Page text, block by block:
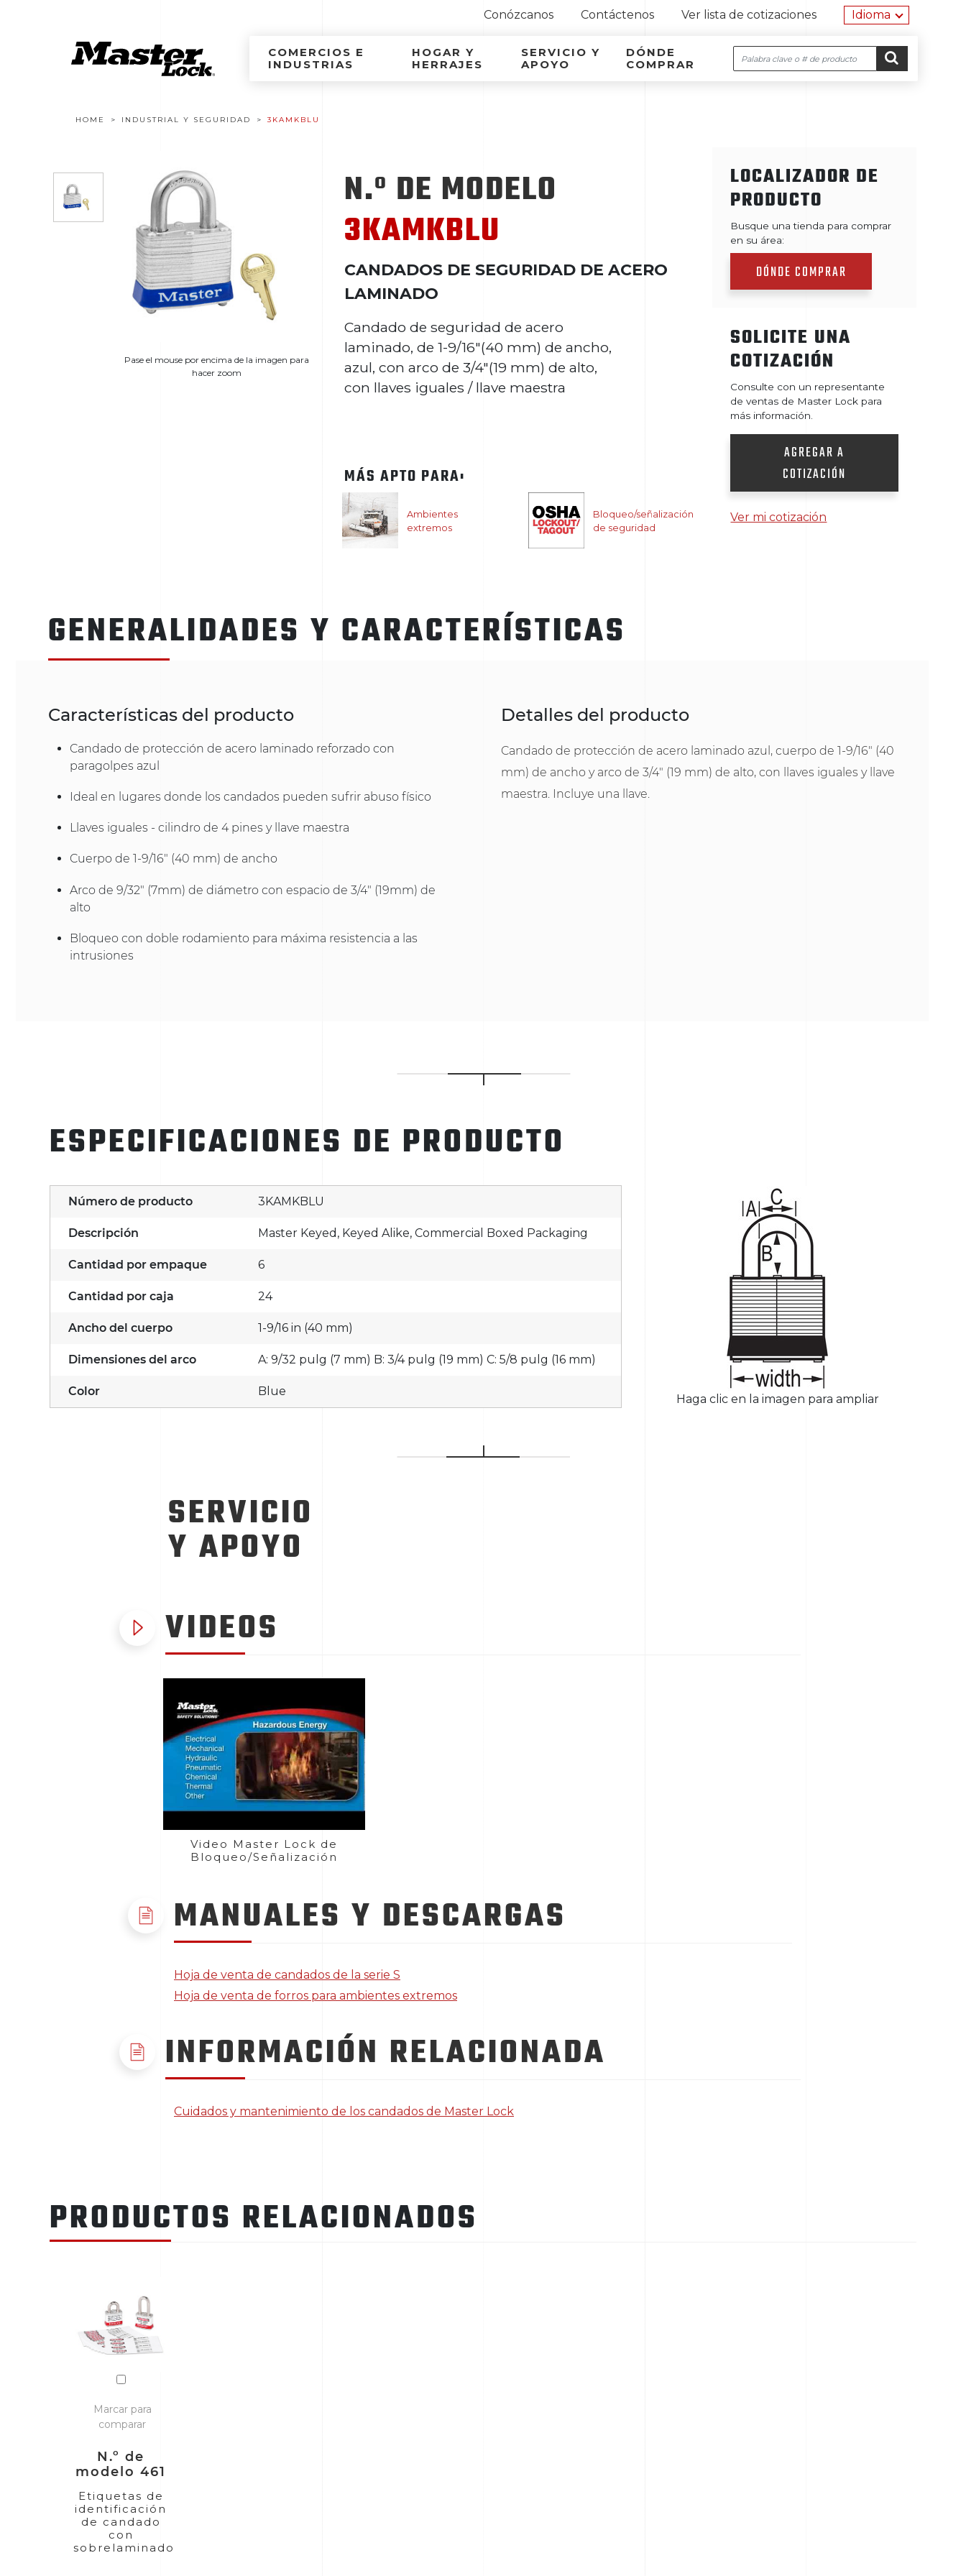
Ir al contenido
Conózcanos Contáctenos Ver lista de cotizaciones Idioma
Navegación por el sitio
Ir al contenido
COMERCIOS E
INDUSTRIAS
HOGAR Y
HERRAJES
SERVICIO Y
APOYO
DÓNDE
COMPRAR
Buscar
HOME INDUSTRIAL Y SEGURIDAD 3KAMKBLU
Pase el mouse por encima de la imagen para
hacer zoom
N.º DE MODELO
3KAMKBLU
CANDADOS DE SEGURIDAD DE ACERO
LAMINADO
Candado de seguridad de acero
laminado, de 1-9/16"(40 mm) de ancho,
azul, con arco de 3/4"(19 mm) de alto,
con llaves iguales / llave maestra​​​​​​​
MÁS APTO PARA:
Ambientes
extremos
Bloqueo/señalización
de seguridad
LOCALIZADOR DE
PRODUCTO
Busque una tienda para comprar
en su área:
DÓNDE COMPRAR
SOLICITE UNA
COTIZACIÓN
Consulte con un representante
de ventas de Master Lock para
más información.
AGREGAR A
COTIZACIÓN
Ver mi cotización
GENERALIDADES Y CARACTERÍSTICAS
Características del producto
Candado de protección de acero laminado reforzado con
paragolpes azul
Ideal en lugares donde los candados pueden sufrir abuso físico
Llaves iguales - cilindro de 4 pines y llave maestra
Cuerpo de 1-9/16" (40 mm) de ancho
Arco de 9/32" (7mm) de diámetro con espacio de 3/4" (19mm) de
alto
Bloqueo con doble rodamiento para máxima resistencia a las
intrusiones
Detalles del producto
Candado de protección de acero laminado azul, cuerpo de 1-9/16" (40
mm) de ancho y arco de 3/4" (19 mm) de alto, con llaves iguales y llave
maestra. Incluye una llave.
ESPECIFICACIONES DE PRODUCTO
Número de producto 3KAMKBLU
Descripción Master Keyed, Keyed Alike, Commercial Boxed Packaging
Cantidad por empaque 6
Cantidad por caja 24
Ancho del cuerpo 1-9/16 in (40 mm)
Dimensiones del arco A: 9/32 pulg (7 mm) B: 3/4 pulg (19 mm) C: 5/8 pulg (16 mm)
Color Blue
Haga clic en la imagen para ampliar
SERVICIO
Y APOYO
VIDEOS
Video Master Lock de
Bloqueo/Señalización
MANUALES Y DESCARGAS
Hoja de venta de candados de la serie S
Hoja de venta de forros para ambientes extremos
INFORMACIÓN RELACIONADA
Cuidados y mantenimiento de los candados de Master Lock
PRODUCTOS RELACIONADOS
Marcar para
comparar
N.º de
modelo 461
Etiquetas de
identificación
de candado
con
sobrelaminado